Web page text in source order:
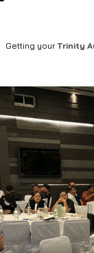
Getting your Trinity